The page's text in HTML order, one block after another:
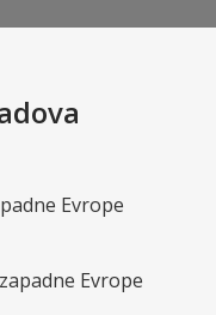
Evrope
Evrope